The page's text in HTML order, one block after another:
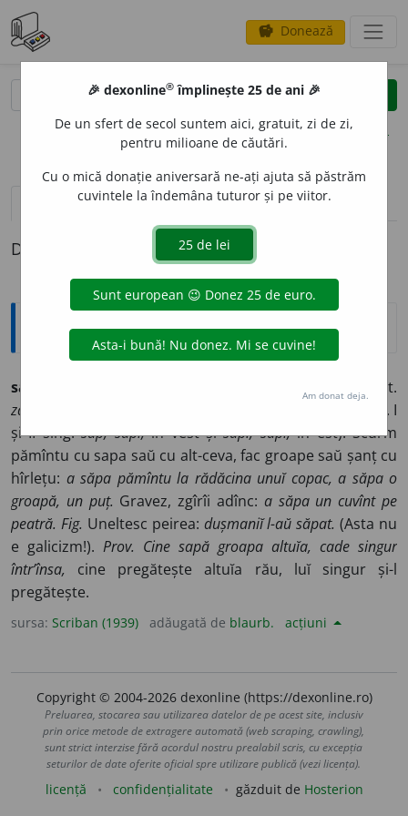
savings Donează
clear
opțiuni
definiții (1) pronunțievolume_up (16)
Definiția cu ID-ul 725051:
Explicative DEX
sap,
sapă; it.
zappare,
a săpa. – Pers. I
și II sing.sap, sapĭ,în vest șisăp., săpĭ,în est). Scurm
pămîntu cu sapa saŭ cu alt-ceva, fac groape saŭ șanț cu
hîrlețu: a săpa pămîntu la rădăcina unuĭ copac, a săpa o
groapă, un puț. Gravez, zgîrîi adînc: a săpa un cuvînt pe
peatră. Fig. Uneltesc peirea: dușmaniĭ l-aŭ săpat. (Asta nu
e galicizm!). Prov. Cine sapă groapa altuĭa, cade singur
într’însa, cine pregătește altuĭa rău, luĭ singur și-l
pregătește.
sursa: Scriban (1939) adăugată de blaurb. acțiuni
Copyright © 2004-2026 dexonline (https://dexonline.ro)
Preluarea, stocarea sau utilizarea datelor de pe acest site, inclusiv
prin orice metode de extragere automată (web scraping, crawling),
sunt strict interzise fără acordul nostru prealabil scris, cu excepția
seturilor de date oferite oficial spre utilizare publică (vezi licența).
licență confidențialitate găzduit de Hosterion
🎉 dexonline® împlinește 25 de ani 🎉
De un sfert de secol suntem aici, gratuit, zi de zi,
pentru milioane de căutări.
Cu o mică donație aniversară ne-ați ajuta să păstrăm
cuvintele la îndemâna tuturor și pe viitor.
Am donat deja.